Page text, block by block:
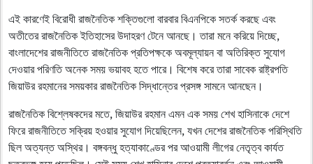
এই কারণেই বিরোধী রাজনৈতিক শক্তিগুলো বারবার বিএনপিকে সতর্ক করছে এবং
অতীতের রাজনৈতিক ইতিহাসের উদাহরণ টেনে আনছে। তারা মনে করিয়ে দিচ্ছে,
বাংলাদেশের রাজনীতিতে রাজনৈতিক প্রতিপক্ষকে অবমূল্যায়ন বা অতিরিক্ত সুযোগ
দেওয়ার পরিণতি অনেক সময় ভয়াবহ হতে পারে। বিশেষ করে তারা সাবেক রাষ্ট্রপতি
জিয়াউর রহমানের সময়কার রাজনৈতিক সিদ্ধান্তের প্রসঙ্গ সামনে আনছেন।
রাজনৈতিক বিশ্লেষকদের মতে, জিয়াউর রহমান এমন এক সময় শেখ হাসিনাকে দেশে
ফিরে রাজনীতিতে সক্রিয় হওয়ার সুযোগ দিয়েছিলেন, যখন দেশের রাজনৈতিক পরিস্থিতি
ছিল অত্যন্ত অস্থির। বঙ্গবন্ধু হত্যাকাণ্ডের পর আওয়ামী লীগের নেতৃত্ব কার্যত